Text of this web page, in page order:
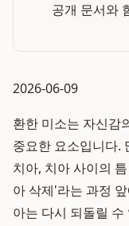
공개 문서와
2026-06-09
환한 미소는 자신감
중요한 요소입니다.
치아, 치아 사이의
아 삭제'라는 과정
아는 다시 되돌릴